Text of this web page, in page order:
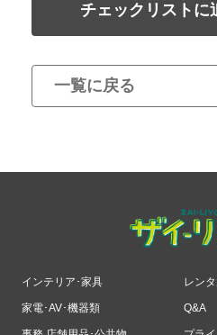
チェックリストに
一覧に戻る
インテリア･家具
家電･AV･機器類
レン
Q&A